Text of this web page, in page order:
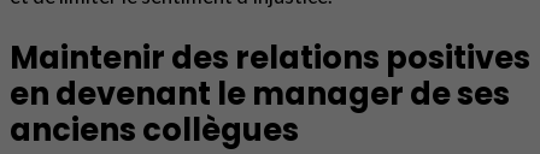
Maintenir des relations positives
en devenant le manager de ses
anciens collègues